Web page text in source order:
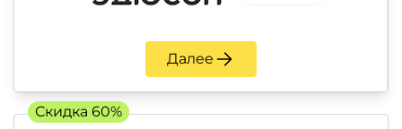
Далее
Скидка 60%